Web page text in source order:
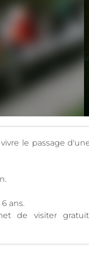
le passage
ans.
de visiter